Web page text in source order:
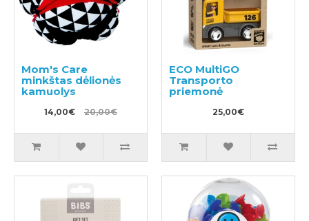
Mom's Care
minkštas dėlionės
kamuolys
14,00€ 20,00€
ECO MultiGO
Transporto
priemonė
25,00€